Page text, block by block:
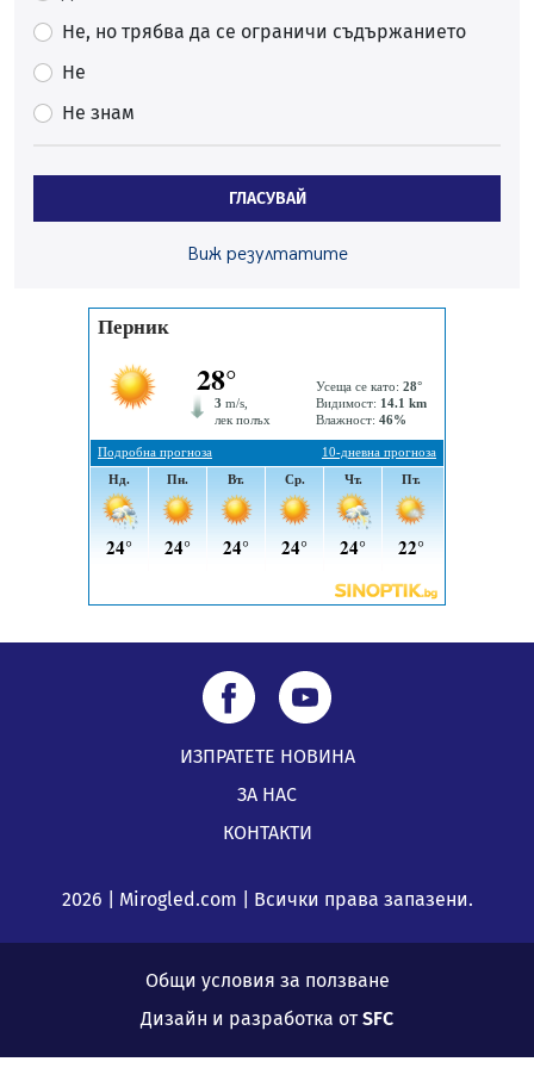
06.08.2026, 09:43
Много заразен вирус върлува в Перник
Перник
Ето какви забавления ще има през август в Перник
Пернишки експерт за фишинг измамите:
Проверявайте съмнителните линкове в bezopasno.net
05.08.2026, 15:42
Не, но трябва да се ограничи съдържанието
Не
Не знам
ГЛАСУВАЙ
Виж резултатите
ИЗПРАТЕТЕ НОВИНА
ЗА НАС
КОНТАКТИ
2026 | Mirogled.com | Всички права запазени.
Общи условия за ползване
Дизайн и разработка отSFC